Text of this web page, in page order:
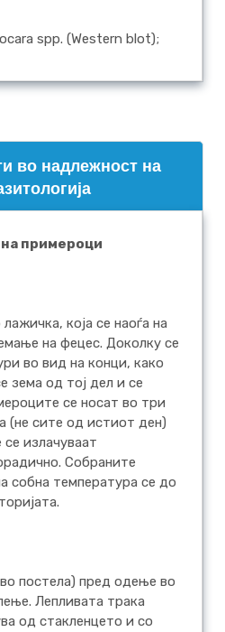
spp. (Western blot);
во надлежност на
примероци
која се наоѓа на
на фецес. Доколку се
во вид на конци, како
зема од тој дел и се
се носат во три
(не сите од истиот ден)
излачуваат
Собраните
собна температура се до
постела) пред одење во
Лепливата трака
од стакленцето и со